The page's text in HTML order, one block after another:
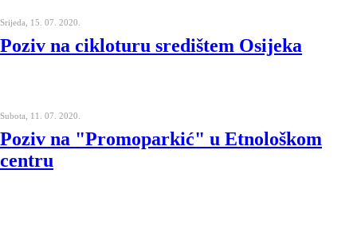
Srijeda, 15. 07. 2020.
Poziv na cikloturu središtem Osijeka
Subota, 11. 07. 2020.
Poziv na "Promoparkić" u Etnološkom
centru